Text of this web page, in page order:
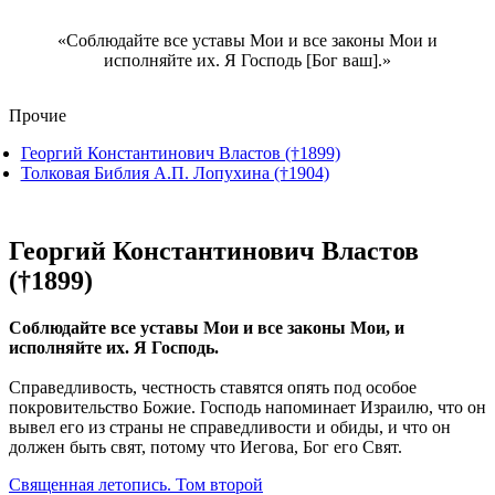
Соблюдайте все уставы Мои и все законы Мои и
исполняйте их. Я Господь [Бог ваш].
Прочие
Георгий Константинович Властов (†1899)
Толковая Библия А.П. Лопухина (†1904)
Георгий Константинович Властов
(†1899)
Соблюдайте все уставы Мои и все законы Мои, и
исполняйте их. Я Господь.
Справедливость, честность ставятся опять под особое
покровительство Божие. Господь напоминает Израилю, что он
вывел его из страны не справедливости и обиды, и что он
должен быть свят, потому что Иегова, Бог его Свят.
Священная летопись. Том второй